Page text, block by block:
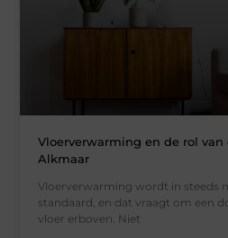
Vloerverwarming en de rol
Alkmaar
Vloerverwarming wordt in steeds
standaard, en dat vraagt om een
vloer erboven. Niet